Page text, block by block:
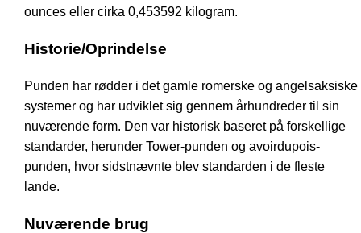
ounces eller cirka 0,453592 kilogram.
Historie/Oprindelse
Punden har rødder i det gamle romerske og angelsaksiske
systemer og har udviklet sig gennem århundreder til sin
nuværende form. Den var historisk baseret på forskellige
standarder, herunder Tower-punden og avoirdupois-
punden, hvor sidstnævnte blev standarden i de fleste
lande.
Nuværende brug